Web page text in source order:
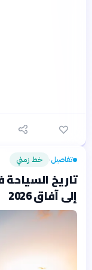
تفاصيل› خط زمني
تاريخ السياحة
إلى آفاق 2026